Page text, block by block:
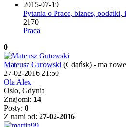
2015-07-19
Pytania o Prace, biznes,
2170
Praca
0
Mateusz Gutowski (Gdańsk) - ma
27-02-2016 21:50
Ola Alex
Oslo, Gdynia
Znajomi: 14
Posty: 0
Z nami od: 27-02-2016